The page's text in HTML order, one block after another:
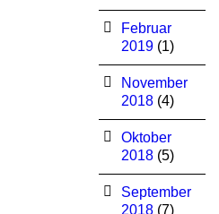
Februar
2019(1)
November
2018(4)
Oktober
2018(5)
September
2018(7)